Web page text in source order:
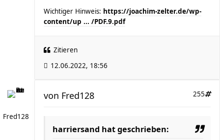
Wichtiger Hinweis: https://joachim-zelter.de/wp-
content/up ... /PDF.9.pdf
Zitieren
12.06.2022, 18:56
Fred128
255
von Fred128
harriersand hat geschrieben: